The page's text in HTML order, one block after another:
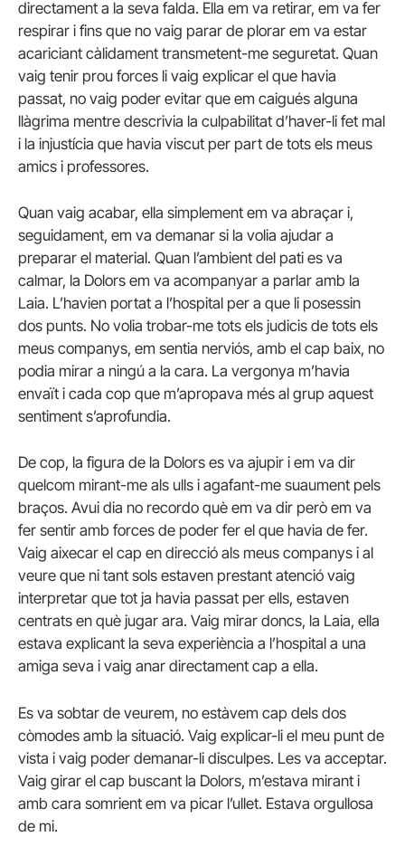
directament a la seva falda. Ella em va retirar, em va fer
respirar i fins que no vaig parar de plorar em va estar
acariciant càlidament transmetent-me seguretat. Quan
vaig tenir prou forces li vaig explicar el que havia
passat, no vaig poder evitar que em caigués alguna
llàgrima mentre descrivia la culpabilitat d’haver-li fet mal
i la injustícia que havia viscut per part de tots els meus
amics i professores.
Quan vaig acabar, ella simplement em va abraçar i,
seguidament, em va demanar si la volia ajudar a
preparar el material. Quan l’ambient del pati es va
calmar, la Dolors em va acompanyar a parlar amb la
Laia. L’havien portat a l’hospital per a que li posessin
dos punts. No volia trobar-me tots els judicis de tots els
meus companys, em sentia nerviós, amb el cap baix, no
podia mirar a ningú a la cara. La vergonya m’havia
envaït i cada cop que m’apropava més al grup aquest
sentiment s’aprofundia.
De cop, la figura de la Dolors es va ajupir i em va dir
quelcom mirant-me als ulls i agafant-me suaument pels
braços. Avui dia no recordo què em va dir però em va
fer sentir amb forces de poder fer el que havia de fer.
Vaig aixecar el cap en direcció als meus companys i al
veure que ni tant sols estaven prestant atenció vaig
interpretar que tot ja havia passat per ells, estaven
centrats en què jugar ara. Vaig mirar doncs, la Laia, ella
estava explicant la seva experiència a l’hospital a una
amiga seva i vaig anar directament cap a ella.
Es va sobtar de veurem, no estàvem cap dels dos
còmodes amb la situació. Vaig explicar-li el meu punt de
vista i vaig poder demanar-li disculpes. Les va acceptar.
Vaig girar el cap buscant la Dolors, m’estava mirant i
amb cara somrient em va picar l’ullet. Estava orgullosa
de mi.